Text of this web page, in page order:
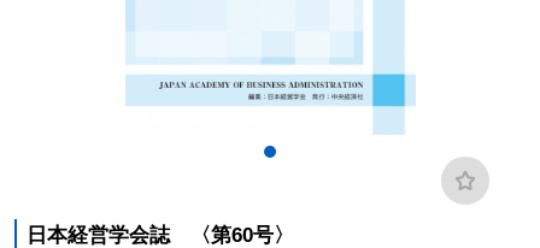
日本経営学会誌 〈第60号〉